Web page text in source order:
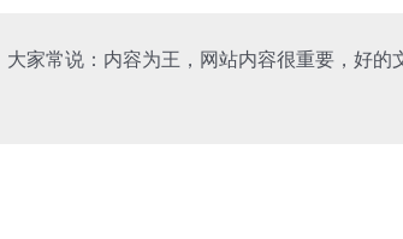
家常说：内容为王，网站内容很重要，好